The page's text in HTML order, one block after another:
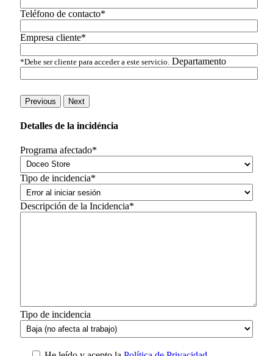
Teléfono de contacto*
Empresa cliente*
*Debe ser cliente para acceder a este servicio. Departamento
Previous Next
Detalles de la incidéncia
Programa afectado*
Tipo de incidencia*
Descripción de la Incidencia*
Tipo de incidencia